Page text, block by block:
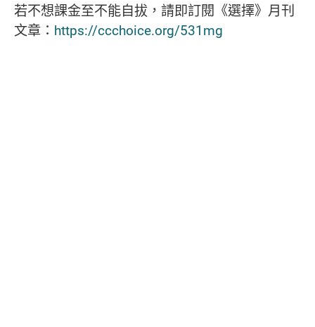
若不想課金至不能自拔，請即訂閱《選擇》月刊
文章： https://ccchoice.org/531mg